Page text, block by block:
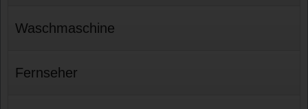
Waschmaschine
Fernseher